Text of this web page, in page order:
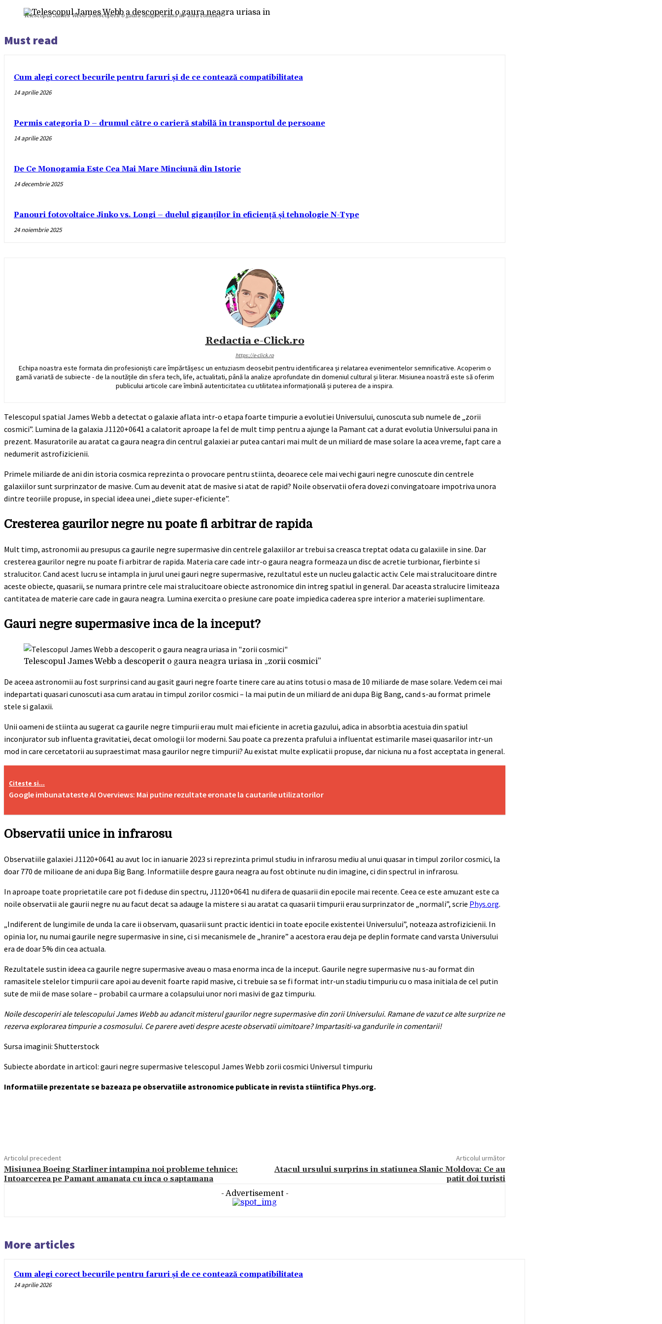
Telescopul James Webb a descoperit o gaura neagra uriasa in "zorii cosmici"
Must read
Cum alegi corect becurile pentru faruri și de ce contează compatibilitatea
14 aprilie 2026
Permis categoria D – drumul către o carieră stabilă în transportul de persoane
14 aprilie 2026
De Ce Monogamia Este Cea Mai Mare Minciună din Istorie
14 decembrie 2025
Panouri fotovoltaice Jinko vs. Longi – duelul giganților în eficiență și tehnologie N-Type
24 noiembrie 2025
Redactia e-Click.ro
https://e-click.ro
Echipa noastra este formata din profesioniști care împărtășesc un entuziasm deosebit pentru identificarea și relatarea evenimentelor semnificative. Acoperim o
gamă variată de subiecte - de la noutățile din sfera tech, life, actualitati, până la analize aprofundate din domeniul cultural și literar. Misiunea noastră este să oferim
publicului articole care îmbină autenticitatea cu utilitatea informațională și puterea de a inspira.
Telescopul spatial James Webb a detectat o galaxie aflata intr-o etapa foarte timpurie a evolutiei Universului, cunoscuta sub numele de „zorii
cosmici”. Lumina de la galaxia J1120+0641 a calatorit aproape la fel de mult timp pentru a ajunge la Pamant cat a durat evolutia Universului pana in
prezent. Masuratorile au aratat ca gaura neagra din centrul galaxiei ar putea cantari mai mult de un miliard de mase solare la acea vreme, fapt care a
nedumerit astrofizicienii.
Primele miliarde de ani din istoria cosmica reprezinta o provocare pentru stiinta, deoarece cele mai vechi gauri negre cunoscute din centrele
galaxiilor sunt surprinzator de masive. Cum au devenit atat de masive si atat de rapid? Noile observatii ofera dovezi convingatoare impotriva unora
dintre teoriile propuse, in special ideea unei „diete super-eficiente”.
Cresterea gaurilor negre nu poate fi arbitrar de rapida
Mult timp, astronomii au presupus ca gaurile negre supermasive din centrele galaxiilor ar trebui sa creasca treptat odata cu galaxiile in sine. Dar
cresterea gaurilor negre nu poate fi arbitrar de rapida. Materia care cade intr-o gaura neagra formeaza un disc de acretie turbionar, fierbinte si
stralucitor. Cand acest lucru se intampla in jurul unei gauri negre supermasive, rezultatul este un nucleu galactic activ. Cele mai stralucitoare dintre
aceste obiecte, quasarii, se numara printre cele mai stralucitoare obiecte astronomice din intreg spatiul in general. Dar aceasta stralucire limiteaza
cantitatea de materie care cade in gaura neagra. Lumina exercita o presiune care poate impiedica caderea spre interior a materiei suplimentare.
Gauri negre supermasive inca de la inceput?
Telescopul James Webb a descoperit o gaura neagra uriasa in „zorii cosmici”
De aceea astronomii au fost surprinsi cand au gasit gauri negre foarte tinere care au atins totusi o masa de 10 miliarde de mase solare. Vedem cei mai
indepartati quasari cunoscuti asa cum aratau in timpul zorilor cosmici – la mai putin de un miliard de ani dupa Big Bang, cand s-au format primele
stele si galaxii.
Unii oameni de stiinta au sugerat ca gaurile negre timpurii erau mult mai eficiente in acretia gazului, adica in absorbtia acestuia din spatiul
inconjurator sub influenta gravitatiei, decat omologii lor moderni. Sau poate ca prezenta prafului a influentat estimarile masei quasarilor intr-un
mod in care cercetatorii au supraestimat masa gaurilor negre timpurii? Au existat multe explicatii propuse, dar niciuna nu a fost acceptata in general.
Citeste si...
Google imbunatateste AI Overviews: Mai putine rezultate eronate la cautarile utilizatorilor
Observatii unice in infrarosu
Observatiile galaxiei J1120+0641 au avut loc in ianuarie 2023 si reprezinta primul studiu in infrarosu mediu al unui quasar in timpul zorilor cosmici, la
doar 770 de milioane de ani dupa Big Bang. Informatiile despre gaura neagra au fost obtinute nu din imagine, ci din spectrul in infrarosu.
In aproape toate proprietatile care pot fi deduse din spectru, J1120+0641 nu difera de quasarii din epocile mai recente. Ceea ce este amuzant este ca
noile observatii ale gaurii negre nu au facut decat sa adauge la mistere si au aratat ca quasarii timpurii erau surprinzator de „normali”, scrie Phys.org.
„Indiferent de lungimile de unda la care ii observam, quasarii sunt practic identici in toate epocile existentei Universului”, noteaza astrofizicienii. In
opinia lor, nu numai gaurile negre supermasive in sine, ci si mecanismele de „hranire” a acestora erau deja pe deplin formate cand varsta Universului
era de doar 5% din cea actuala.
Rezultatele sustin ideea ca gaurile negre supermasive aveau o masa enorma inca de la inceput. Gaurile negre supermasive nu s-au format din
ramasitele stelelor timpurii care apoi au devenit foarte rapid masive, ci trebuie sa se fi format intr-un stadiu timpuriu cu o masa initiala de cel putin
sute de mii de mase solare – probabil ca urmare a colapsului unor nori masivi de gaz timpuriu.
Noile descoperiri ale telescopului James Webb au adancit misterul gaurilor negre supermasive din zorii Universului. Ramane de vazut ce alte surprize ne
rezerva explorarea timpurie a cosmosului. Ce parere aveti despre aceste observatii uimitoare? Impartasiti-va gandurile in comentarii!
Sursa imaginii: Shutterstock
Subiecte abordate in articol: gauri negre supermasive telescopul James Webb zorii cosmici Universul timpuriu
Informatiile prezentate se bazeaza pe observatiile astronomice publicate in revista stiintifica Phys.org.
Articolul precedent
Misiunea Boeing Starliner intampina noi probleme tehnice:
Intoarcerea pe Pamant amanata cu inca o saptamana
Articolul următor
Atacul ursului surprins in statiunea Slanic Moldova: Ce au
patit doi turisti
- Advertisement -
More articles
Cum alegi corect becurile pentru faruri și de ce contează compatibilitatea
14 aprilie 2026